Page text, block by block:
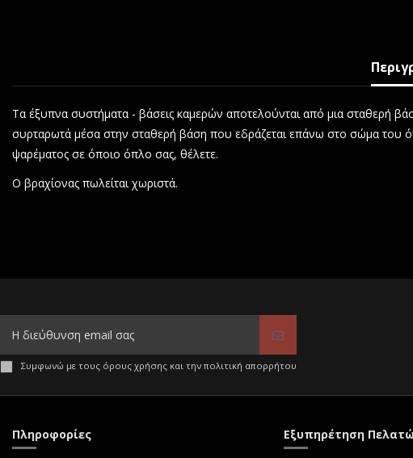
Τα έξυπνα συστήματα - βάσεις καμερών αποτελούνται από μια σταθερή
συρταρωτά μέσα στην σταθερή βάση που εδράζεται επάνω στο σώμα του
ψαρέματος σε όποιο όπλο σας, θέλετε.
Ο βραχίονας πωλείται χωριστά.
Συμφωνώ με τους όρους χρήσης και την πολιτική απορρήτου
Πληροφορίες Εξυπηρέτηση